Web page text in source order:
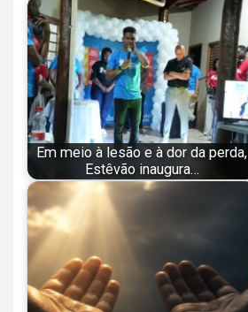
Em meio à lesão e à dor da perda,
Estêvão inaugura…